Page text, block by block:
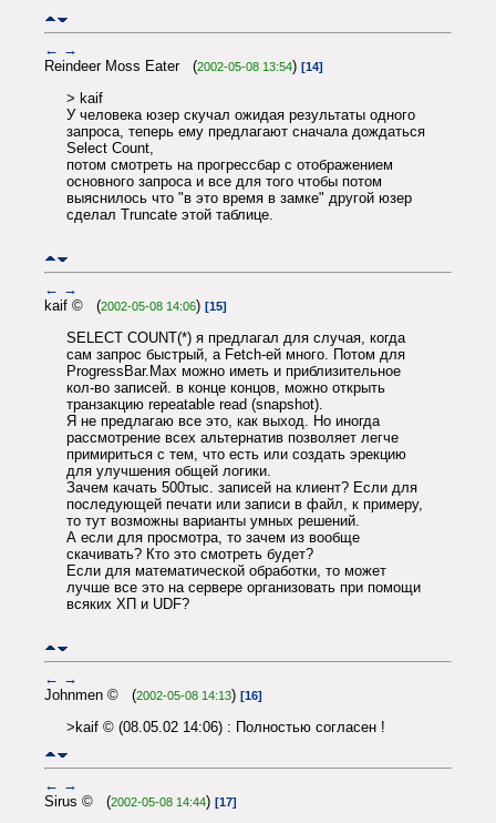
← →
Reindeer Moss Eater (2002-05-08 13:54) [14]
> kaif
У человека юзер скучал ожидая результаты одного
запроса, теперь ему предлагают сначала дождаться
Select Count,
потом смотреть на прогрессбар с отображением
основного запроса и все для того чтобы потом
выяснилось что "в это время в замке" другой юзер
сделал Truncate этой таблице.
← →
kaif © (2002-05-08 14:06) [15]
SELECT COUNT(*) я предлагал для случая, когда
сам запрос быстрый, а Fetch-ей много. Потом для
ProgressBar.Max можно иметь и приблизительное
кол-во записей. в конце концов, можно открыть
транзакцию repeatable read (snapshot).
Я не предлагаю все это, как выход. Но иногда
рассмотрение всех альтернатив позволяет легче
примириться с тем, что есть или создать эрекцию
для улучшения общей логики.
Зачем качать 500тыс. записей на клиент? Если для
последующей печати или записи в файл, к примеру,
то тут возможны варианты умных решений.
А если для просмотра, то зачем из вообще
скачивать? Кто это смотреть будет?
Если для математической обработки, то может
лучше все это на сервере организовать при помощи
всяких ХП и UDF?
← →
Johnmen © (2002-05-08 14:13) [16]
>kaif © (08.05.02 14:06) : Полностью согласен !
← →
Sirus © (2002-05-08 14:44) [17]